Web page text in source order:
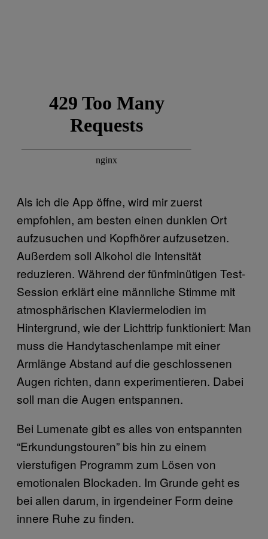
Als ich die App öffne, wird mir zuerst
empfohlen, am besten einen dunklen Ort
aufzusuchen und Kopfhörer aufzusetzen.
Außerdem soll Alkohol die Intensität
reduzieren. Während der fünfminütigen Test-
Session erklärt eine männliche Stimme mit
atmosphärischen Klaviermelodien im
Hintergrund, wie der Lichttrip funktioniert: Man
muss die Handytaschenlampe mit einer
Armlänge Abstand auf die geschlossenen
Augen richten, dann experimentieren. Dabei
soll man die Augen entspannen.
Bei Lumenate gibt es alles von entspannten
“Erkundungstouren” bis hin zu einem
vierstufigen Programm zum Lösen von
emotionalen Blockaden. Im Grunde geht es
bei allen darum, in irgendeiner Form deine
innere Ruhe zu finden.